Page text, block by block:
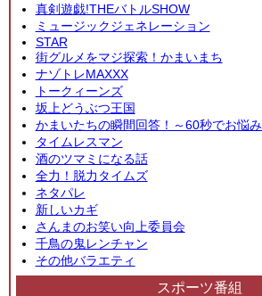
真剣遊戯!THEバトルSHOW
ミュージックジェネレーション
STAR
街グルメをマジ探索！かまいまち
ナゾトレMAXXX
トークィーンズ
坂上どうぶつ王国
かまいたちの瞬間回答！～60秒でお悩
タイムレスマン
酒のツマミになる話
全力！脱力タイムズ
ネタパレ
新しいカギ
さんまのお笑い向上委員会
千鳥の鬼レンチャン
その他バラエティ
スポーツ番組